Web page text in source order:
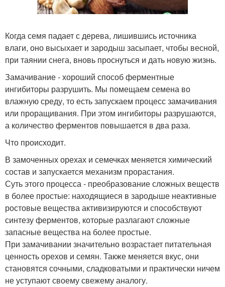
Когда семя падает с дерева, лишившись источника
влаги, оно высыхает и зародыш засыпает, чтобы весной,
при таянии снега, вновь проснуться и дать новую жизнь.
Замачивание - хороший способ ферментные
ингибиторы разрушить. Мы помещаем семена во
влажную среду, то есть запускаем процесс замачивания
или проращивания. При этом ингибиторы разрушаются,
а количество ферментов повышается в два раза.
Что происходит.
В замоченных орехах и семечках меняется химический
состав и запускается механизм прорастания.
Суть этого процесса - преобразование сложных веществ
в более простые: находящиеся в зародыше неактивные
ростовые вещества активизируются и способствуют
синтезу ферментов, которые разлагают сложные
запасные вещества на более простые.
При замачивании значительно возрастает питательная
ценность орехов и семян. Также меняется вкус, они
становятся сочными, сладковатыми и практически ничем
не уступают своему свежему аналогу.